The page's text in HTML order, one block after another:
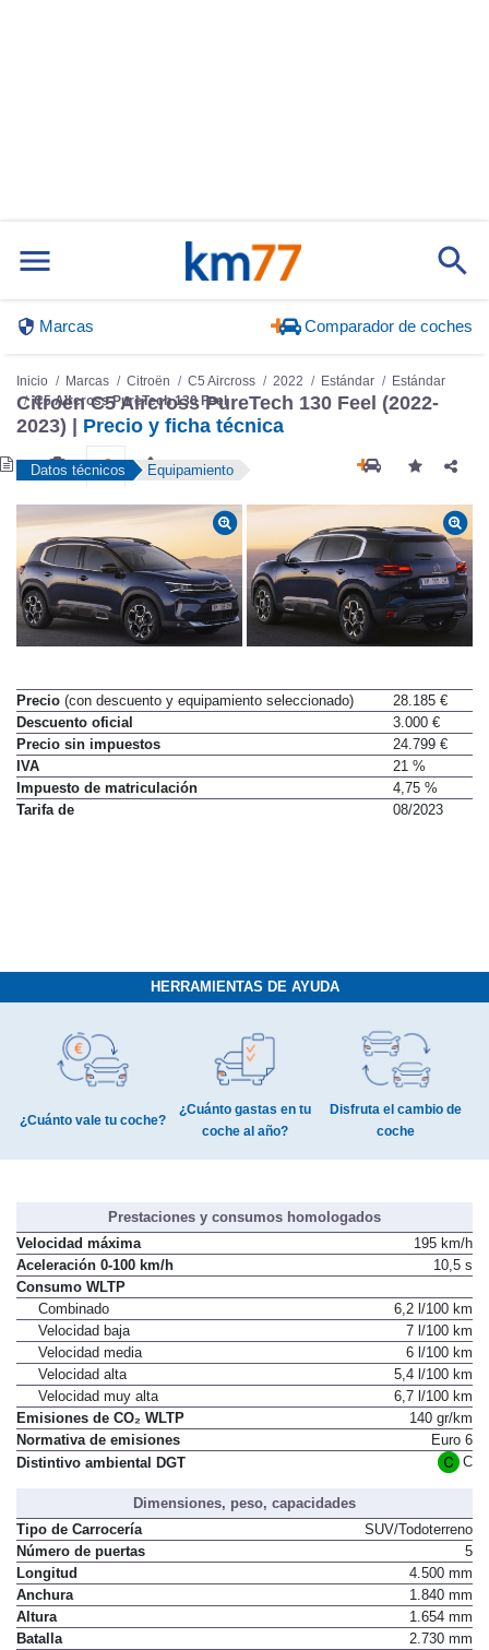
Marcas Comparador de coches
Inicio Marcas Citroën C5 Aircross 2022 Estándar
Estándar
C5 Aircross PureTech 130 Feel
Citroën C5 Aircross PureTech 130 Feel (2022-
2023) | Precio y ficha técnica
Datos técnicos Equipamiento
Precio (con descuento y equipamiento seleccionado)
28.185 €
Descuento oficial
3.000 €
Precio sin impuestos
24.799 €
IVA
21 %
Impuesto de matriculación
4,75 %
Tarifa de
08/2023
HERRAMIENTAS DE AYUDA
¿Cuánto vale tu coche?
¿Cuánto gastas en tu
coche al año?
Disfruta el cambio de
coche
Prestaciones y consumos homologados
Velocidad máxima
195 km/h
Aceleración 0-100 km/h
10,5 s
Consumo WLTP
Combinado
6,2 l/100 km
Velocidad baja
7 l/100 km
Velocidad media
6 l/100 km
Velocidad alta
5,4 l/100 km
Velocidad muy alta
6,7 l/100 km
Emisiones de CO₂ WLTP
140 gr/km
Normativa de emisiones
Euro 6
Distintivo ambiental DGT
C
Dimensiones, peso, capacidades
Tipo de Carrocería
SUV/Todoterreno
Número de puertas
5
Longitud
4.500 mm
Anchura
1.840 mm
Altura
1.654 mm
Batalla
2.730 mm